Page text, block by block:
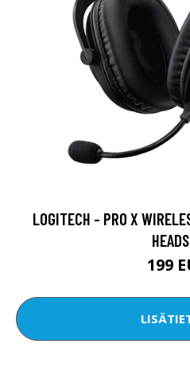
LOGITECH - PRO X
199